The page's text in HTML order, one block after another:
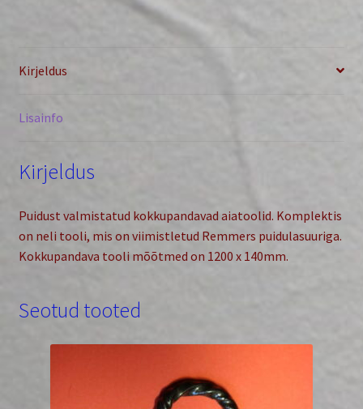
Kirjeldus
Lisainfo
Kirjeldus
Puidust valmistatud kokkupandavad aiatoolid. Komplektis
on neli tooli, mis on viimistletud Remmers puidulasuuriga.
Kokkupandava tooli mõõtmed on 1200 x 140mm.
Seotud tooted